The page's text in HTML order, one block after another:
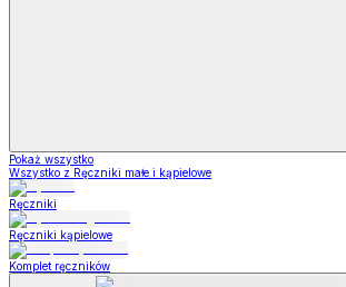
Pokaż wszystko
Wszystko z Ręczniki małe i kąpielowe
Ręczniki
Ręczniki kąpielowe
Komplet ręczników